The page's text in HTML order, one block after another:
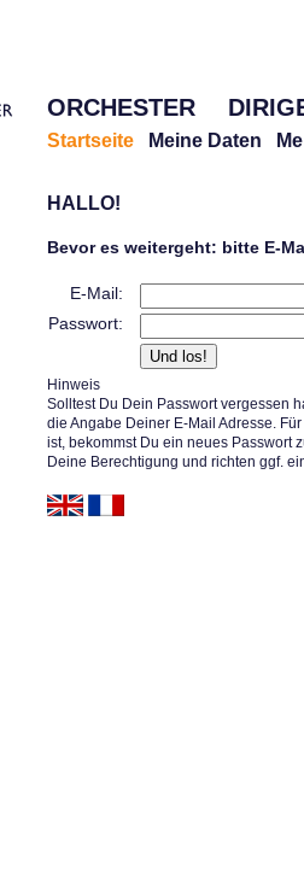
ORCHESTER
Startseite Meine Daten
HALLO!
Bevor es weitergeht: bitte E-
E-Mail:
Passwort:
Hinweis
Solltest Du Dein Passwort vergessen
die Angabe Deiner E-Mail Adresse.
ist, bekommst Du ein neues Passwort
Deine Berechtigung und richten ggf.